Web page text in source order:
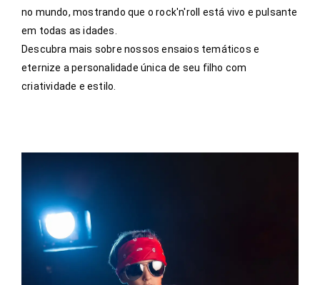
no mundo, mostrando que o rock'n'roll está vivo e pulsante
em todas as idades.
Descubra mais sobre nossos ensaios temáticos e
eternize a personalidade única de seu filho com
criatividade e estilo.